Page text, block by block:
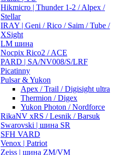
Hikmicro | Thunder 1-2 / Alpex /
Stellar
IRAY | Geni / Rico / Saim / Tube /
XSight
LM шина
Nocpix Rico2 / ACE
PARD | SA/NV008/S/LRF
Picatinny
Pulsar & Yukon
Apex / Trail / Digisight ultra
Thermion / Digex
Yukon Photon / Nordforce
RikaNV xRS / Lesnik / Barsuk
Swarovski | шина SR
SFH VARD
Venox | Patriot
Zeiss | шина ZM/VM